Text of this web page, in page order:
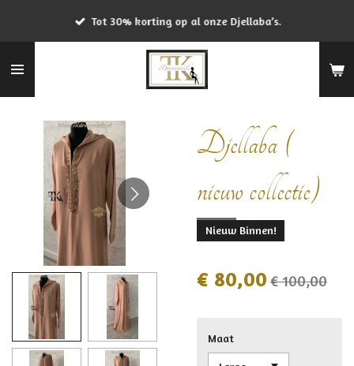
de
Tot 30% korting op al onze Djellaba’s.
Djellaba (
nieuw collectie)
Nieuw Binnen!
€ 80,00 € 100,00
Maat